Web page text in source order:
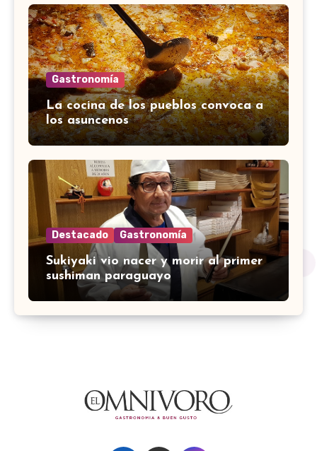
Gastronomía
La cocina de los pueblos convoca a
los asuncenos
Destacado Gastronomía
Sukiyaki vio nacer y morir al primer
sushiman paraguayo